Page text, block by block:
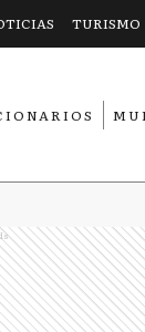
TURISMO